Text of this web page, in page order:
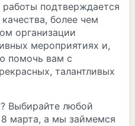
подтверждается
более чем
организации
мероприятиях и,
помочь вам с
талантливых
Выбирайте любой
марта, а мы займемся